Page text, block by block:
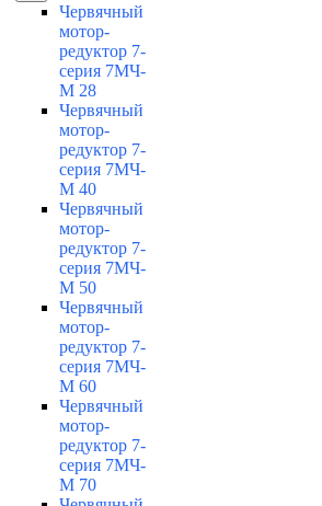
Червячный
мотор-
редуктор 7-
серия 7МЧ-
М 28
Червячный
мотор-
редуктор 7-
серия 7МЧ-
М 40
Червячный
мотор-
редуктор 7-
серия 7МЧ-
М 50
Червячный
мотор-
редуктор 7-
серия 7МЧ-
М 60
Червячный
мотор-
редуктор 7-
серия 7МЧ-
М 70